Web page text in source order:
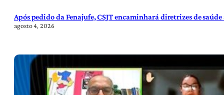
Após pedido da Fenajufe, CSJT encaminhará diretrizes de
agosto 4, 2026